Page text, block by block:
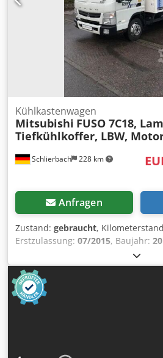
Fensterheber – Schaltgetriebe –
Fahrerhaus: 3 – Elektrische
Fensterheber – Für weitere
bitte an Francesco unter
Schlierbach 228 km
Kühlkastenwagen
Mitsubishi FUSO 7C18,
Tiefkühlkoffer, LBW,
Anfragen
Zustand: gebraucht,
Erstzulassung: 07/2015, Baujahr:
Tiefkühlfahrzeug mit Carrier Supra
Lamberet Koffer und LBW • EURO 6
Tempomat • blatt-/ blatt gefedert •
• ASR / abschaltbar • Airbag •
Doppelsitzbank für Beifahrer (3-
Tiefkühlkoffer: Dcedpfjwmn Suox Af